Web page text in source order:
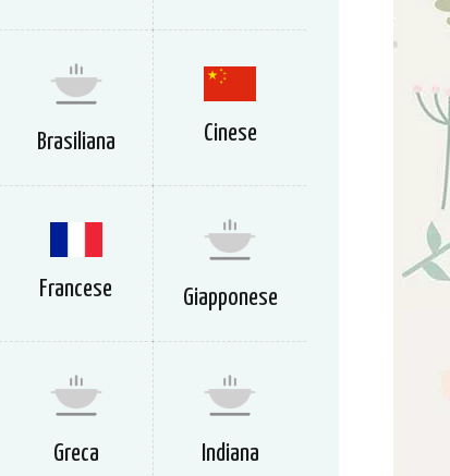
Brasiliana Cinese
Francese Giapponese
Greca Indiana